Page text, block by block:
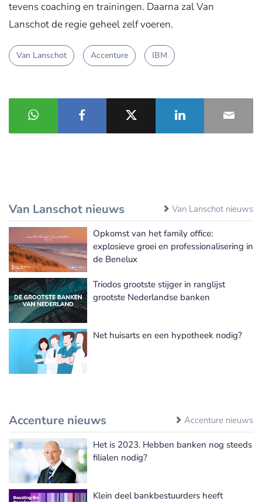
tevens coaching en trainingen. Daarna zal Van
Lanschot de regie geheel zelf voeren.
Van Lanschot Accenture IBM
Van Lanschot nieuws Van Lanschot nieuws
Opkomst van het family office:
explosieve groei en professionalisering in
de Benelux
Triodos grootste stijger in ranglijst
grootste Nederlandse banken
Net huisarts en een hypotheek nodig?
Accenture nieuws Accenture nieuws
Het is 2023. Hebben banken nog steeds
filialen nodig?
Klein deel bankbestuurders heeft